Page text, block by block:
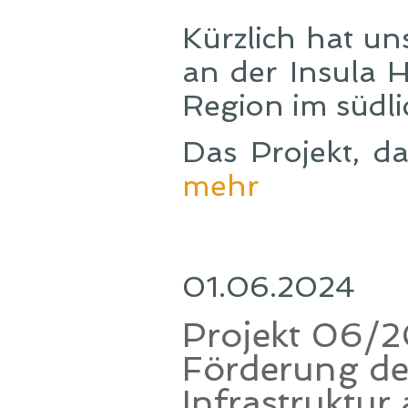
Kürzlich hat
an der Insula
Region im
Das Projekt,
mehr
01.06.2024
Projekt 06/
Förderung